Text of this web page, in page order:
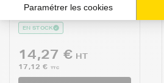
avis
EN STOCK
14,27 € HT
17,12 € TTC